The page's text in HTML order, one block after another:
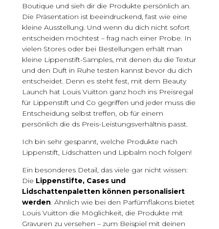
Boutique und sieh dir die Produkte persönlich an.
Die Präsentation ist beeindruckend, fast wie eine
kleine Ausstellung. Und wenn du dich nicht sofort
entscheiden möchtest – frag nach einer Probe. In
vielen Stores oder bei Bestellungen erhält man
kleine Lippenstift-Samples, mit denen du die Textur
und den Duft in Ruhe testen kannst bevor du dich
entscheidet. Denn es steht fest, mit dem Beauty
Launch hat Louis Vuitton ganz hoch ins Preisregal
für Lippenstift und Co gegriffen und jeder muss die
Entscheidung selbst treffen, ob für einem
persönlich die ds Preis-Leistungsverhältnis passt.
Ich bin sehr gespannt, welche Produkte nach
Lippenstift, Lidschatten und Lipbalm noch folgen!
Ein besonderes Detail, das viele gar nicht wissen:
Die Lippenstifte, Cases und
Lidschattenpaletten können personalisiert
werden. Ähnlich wie bei den Parfümflakons bietet
Louis Vuitton die Möglichkeit, die Produkte mit
Gravuren zu versehen – zum Beispiel mit deinen